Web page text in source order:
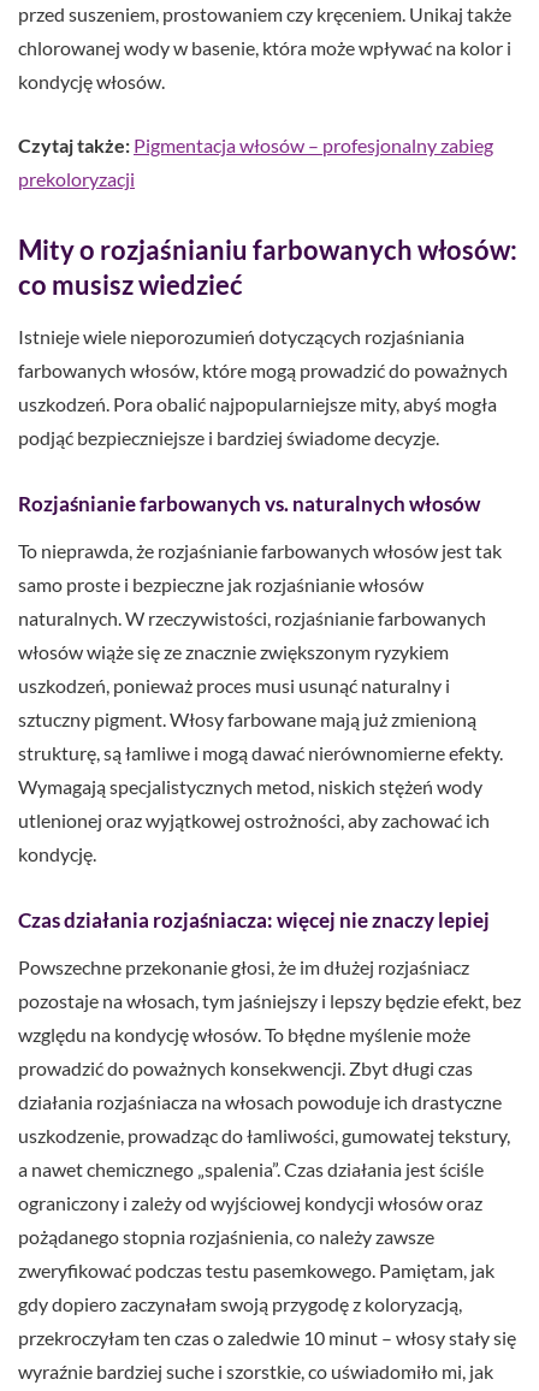
przed suszeniem, prostowaniem czy kręceniem. Unikaj także
chlorowanej wody w basenie, która może wpływać na kolor i
kondycję włosów.
Czytaj także: Pigmentacja włosów – profesjonalny zabieg
prekoloryzacji
Mity o rozjaśnianiu farbowanych włosów:
co musisz wiedzieć
Istnieje wiele nieporozumień dotyczących rozjaśniania
farbowanych włosów, które mogą prowadzić do poważnych
uszkodzeń. Pora obalić najpopularniejsze mity, abyś mogła
podjąć bezpieczniejsze i bardziej świadome decyzje.
Rozjaśnianie farbowanych vs. naturalnych włosów
To nieprawda, że rozjaśnianie farbowanych włosów jest tak
samo proste i bezpieczne jak rozjaśnianie włosów
naturalnych. W rzeczywistości, rozjaśnianie farbowanych
włosów wiąże się ze znacznie zwiększonym ryzykiem
uszkodzeń, ponieważ proces musi usunąć naturalny i
sztuczny pigment. Włosy farbowane mają już zmienioną
strukturę, są łamliwe i mogą dawać nierównomierne efekty.
Wymagają specjalistycznych metod, niskich stężeń wody
utlenionej oraz wyjątkowej ostrożności, aby zachować ich
kondycję.
Czas działania rozjaśniacza: więcej nie znaczy lepiej
Powszechne przekonanie głosi, że im dłużej rozjaśniacz
pozostaje na włosach, tym jaśniejszy i lepszy będzie efekt, bez
względu na kondycję włosów. To błędne myślenie może
prowadzić do poważnych konsekwencji. Zbyt długi czas
działania rozjaśniacza na włosach powoduje ich drastyczne
uszkodzenie, prowadząc do łamliwości, gumowatej tekstury,
a nawet chemicznego „spalenia”. Czas działania jest ściśle
ograniczony i zależy od wyjściowej kondycji włosów oraz
pożądanego stopnia rozjaśnienia, co należy zawsze
zweryfikować podczas testu pasemkowego. Pamiętam, jak
gdy dopiero zaczynałam swoją przygodę z koloryzacją,
przekroczyłam ten czas o zaledwie 10 minut – włosy stały się
wyraźnie bardziej suche i szorstkie, co uświadomiło mi, jak